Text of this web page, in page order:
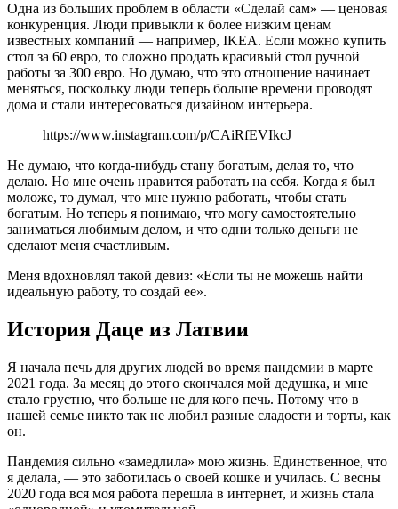
Одна из больших проблем в области «Сделай сам» — ценовая
конкуренция. Люди привыкли к более низким ценам
известных компаний — например, IKEA. Если можно купить
стол за 60 евро, то сложно продать красивый стол ручной
работы за 300 евро. Но думаю, что это отношение начинает
меняться, поскольку люди теперь больше времени проводят
дома и стали интересоваться дизайном интерьера.
https://www.instagram.com/p/CAiRfEVIkcJ
Не думаю, что когда-нибудь стану богатым, делая то, что
делаю. Но мне очень нравится работать на себя. Когда я был
моложе, то думал, что мне нужно работать, чтобы стать
богатым. Но теперь я понимаю, что могу самостоятельно
заниматься любимым делом, и что одни только деньги не
сделают меня счастливым.
Меня вдохновлял такой девиз: «Если ты не можешь найти
идеальную работу, то создай ее».
История Даце из Латвии
Я начала печь для других людей во время пандемии в марте
2021 года. За месяц до этого скончался мой дедушка, и мне
стало грустно, что больше не для кого печь. Потому что в
нашей семье никто так не любил разные сладости и торты, как
он.
Пандемия сильно «замедлила» мою жизнь. Единственное, что
я делала, — это заботилась о своей кошке и училась. С весны
2020 года вся моя работа перешла в интернет, и жизнь стала